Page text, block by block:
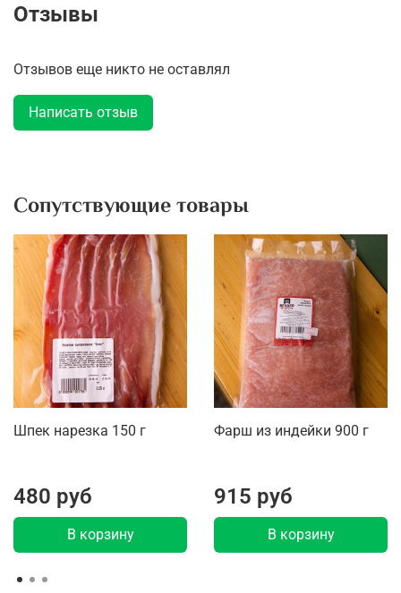
Отзывы
Отзывов еще никто не оставлял
Написать отзыв
Сопутствующие товары
Шпек нарезка 150 г
480 руб
В корзину
Фарш из индейки 900 г
915 руб
В корзину